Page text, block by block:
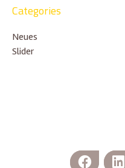
Categories
Neues
Slider
Facebook